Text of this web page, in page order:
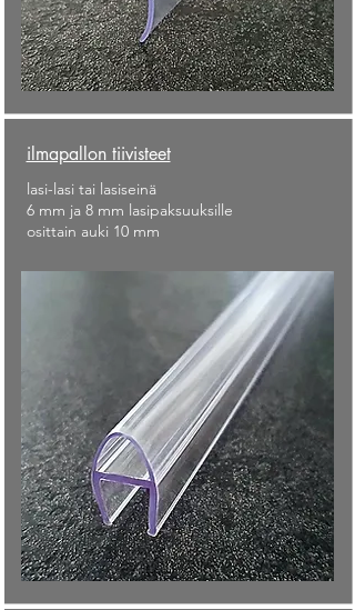
ilmapallon tiivisteet
lasi-lasi tai lasiseinä
6 mm ja 8 mm lasipaksuuksille
osittain auki 10 mm